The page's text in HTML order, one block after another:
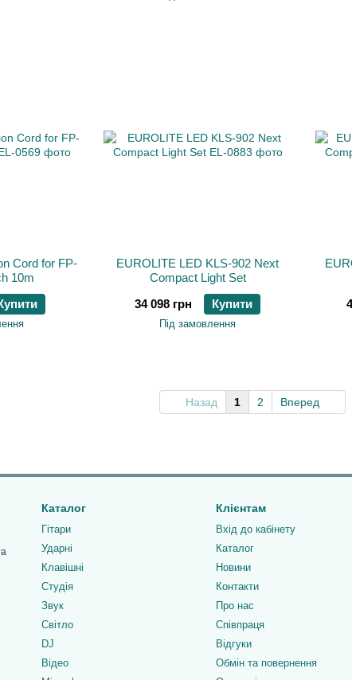
Cord for FP-
10m
EUROLITE LED KLS-902 Next
Compact Light Set
34 098 грн
Купити
Під замовлення
Назад 1 2 Вперед
Каталог
Гітари
Ударні
Клавішні
Студія
Звук
Світло
DJ
Відео
Клієнтам
Вхід до кабінету
Каталог
Новини
Контакти
Про нас
Співпраця
Відгуки
Обмін та повернення